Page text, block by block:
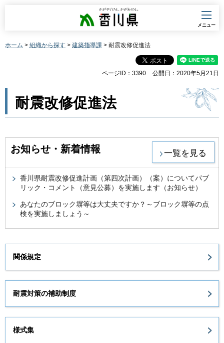
香川県
メニュー
ホーム > 組織から探す > 建築指導課 > 耐震改修促進法
ページID：3390 公開日：2020年5月21日
耐震改修促進法
お知らせ・新着情報 一覧を見る
香川県耐震改修促進計画（第四次計画）（案）についてパブ
リック・コメント（意見公募）を実施します（お知らせ）
あなたのブロック塀等は大丈夫ですか？～ブロック塀等の点
検を実施しましょう～
関係規定
耐震対策の補助制度
様式集